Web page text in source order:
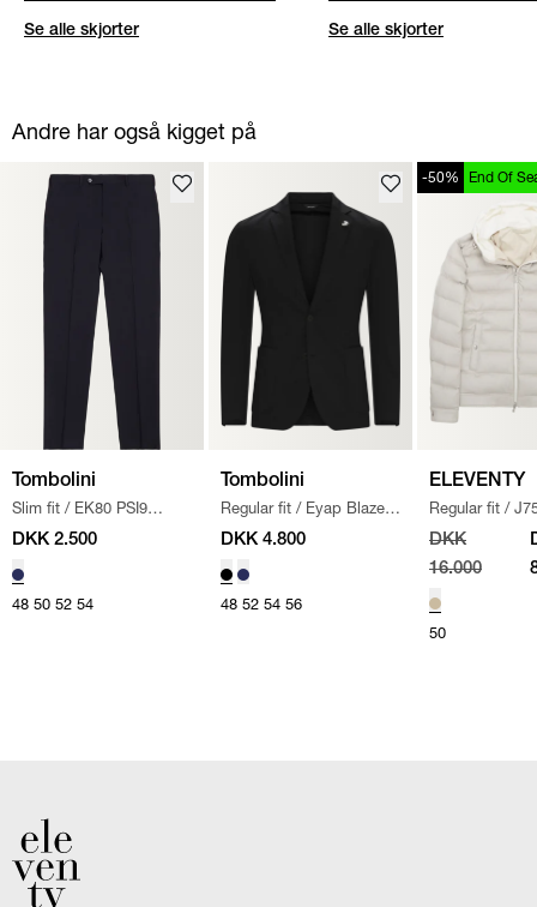
Se alle skjorter Se alle skjorter
Andre har også kigget på
Tombolini
Slim fit / EK80 PSI9
BUKSER / NAVY
DKK 2.500
48 50 52 54
Tombolini
Regular fit / Eyap Blazer /
SORT
DKK 4.800
48 52 54 56
-50% End Of
ELEVENTY
Regular fit /
DKK
16.000
50